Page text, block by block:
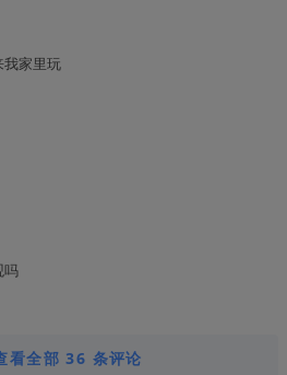
家里玩
吗
看全部 36 条评论